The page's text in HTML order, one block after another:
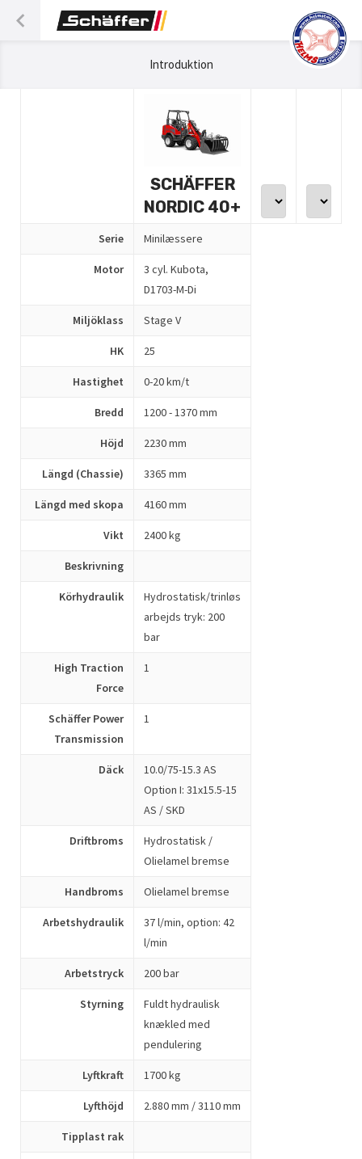
Introduktion
SCHÄFFER
NORDIC 40+
Serie Minilæssere
Motor
3 cyl. Kubota,
D1703-M-Di
Miljöklass Stage V
HK 25
Hastighet 0-20 km/t
Bredd 1200 - 1370 mm
Höjd 2230 mm
Längd (Chassie) 3365 mm
Längd med skopa 4160 mm
Vikt 2400 kg
Beskrivning
Körhydraulik
Hydrostatisk/trinløs
arbejds tryk: 200
bar
High Traction
Force
1
Schäffer Power
Transmission
1
Däck
10.0/75-15.3 AS
Option I: 31x15.5-15
AS / SKD
Driftbroms
Hydrostatisk /
Olielamel bremse
Handbroms Olielamel bremse
Arbetshydraulik
37 l/min, option: 42
l/min
Arbetstryck 200 bar
Styrning
Fuldt hydraulisk
knækled med
pendulering
Lyftkraft 1700 kg
Lyfthöjd 2.880 mm / 3110 mm
Tipplast rak